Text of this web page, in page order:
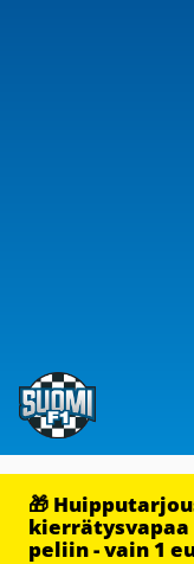
🎁
kierrätysvapaa
peliin - vain 1